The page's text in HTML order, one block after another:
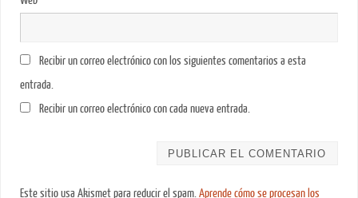
Recibir un correo electrónico con los siguientes comentarios a esta
entrada.
Recibir un correo electrónico con cada nueva entrada.
Este sitio usa Akismet para reducir el spam.Aprende cómo se procesan los